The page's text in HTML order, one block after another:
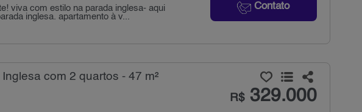
Contato
viva com estilo na parada inglesa- aqui
inglesa. apartamento à v...
com 2 quartos - 47 m²
R$329.000